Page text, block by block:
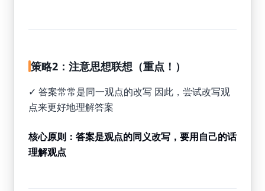
策略2：注意思想联想（重点！）
✓ 答案常常是同一观点的改写 因此，尝试改写观
点来更好地理解答案
核心原则：答案是观点的同义改写，要用自己的话
理解观点